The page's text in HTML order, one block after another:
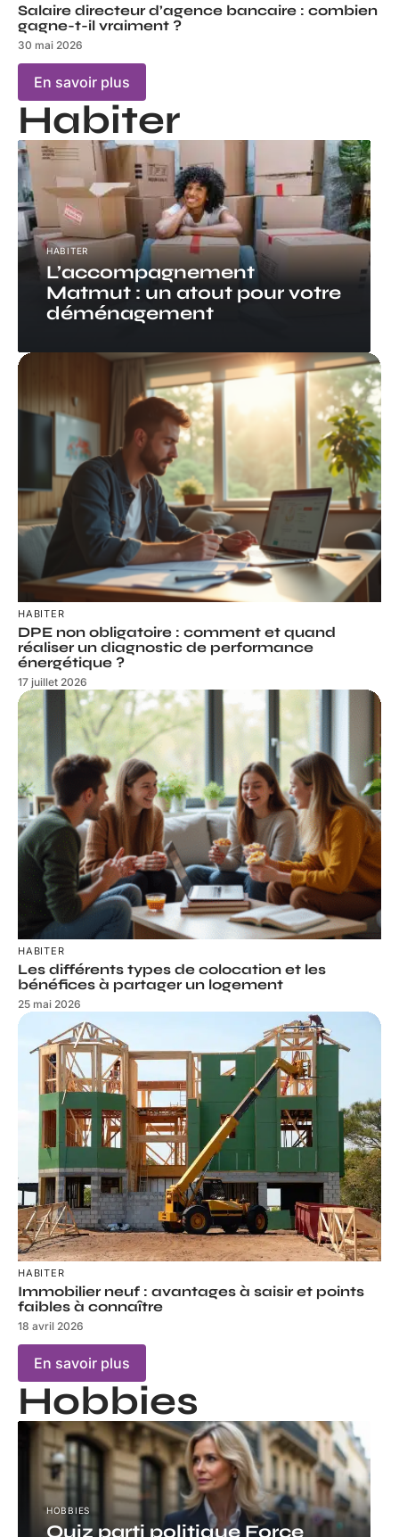
Salaire directeur d’agence bancaire : combien
gagne-t-il vraiment ?
30 mai 2026
En savoir plus
Habiter
HABITER
L’accompagnement
Matmut : un atout pour votre
déménagement
HABITER
DPE non obligatoire : comment et quand
réaliser un diagnostic de performance
énergétique ?
17 juillet 2026
HABITER
Les différents types de colocation et les
bénéfices à partager un logement
25 mai 2026
HABITER
Immobilier neuf : avantages à saisir et points
faibles à connaître
18 avril 2026
En savoir plus
Hobbies
HOBBIES
Quiz parti politique Force